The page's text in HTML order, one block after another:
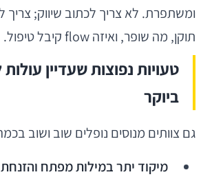
ומשתפרת. לא צריך לכתוב שיווק; צריך
תוקן, מה שופר, ואיזה flow קיבל טיפול.
טעויות נפוצות שעדיין עולות
ביוקר
גם צוותים מנוסים נופלים שוב ושוב
מיקוד יתר במילות מפתח והזנחת conversion: